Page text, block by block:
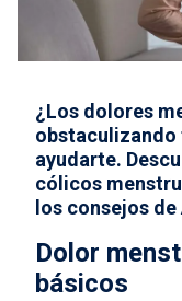
Select country
¿Los dolores
obstaculizando
ayudarte.
cólicos
los consejos
Dolor
básicos